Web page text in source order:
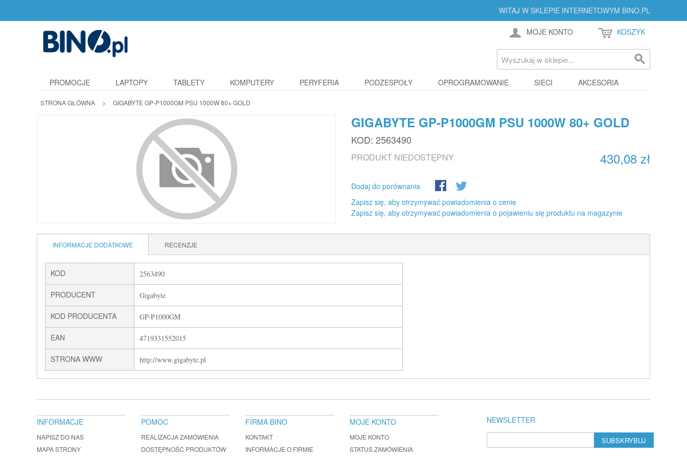
WITAJ W SKLEPIE INTERNETOWYM BINO.PL
MOJE KONTO KOSZYK
PROMOCJE LAPTOPY TABLETY KOMPUTERY PERYFERIA PODZESPOŁY OPROGRAMOWANIE SIECI AKCESORIA
STRONA GŁÓWNA > GIGABYTE GP-P1000GM PSU 1000W 80+ GOLD
GIGABYTE GP-P1000GM PSU 1000W 80+ GOLD
KOD: 2563490
430,08 zł
PRODUKT NIEDOSTĘPNY
Dodaj do porównania
Zapisz się, aby otrzymywać powiadomienia o cenie
Zapisz się, aby otrzymywać powiadomienia o pojawieniu się produktu na magazynie
INFORMACJE DODATKOWE RECENZJE
KOD 2563490
PRODUCENT Gigabyte
KOD PRODUCENTA GP-P1000GM
EAN 4719331552015
STRONA WWW http://www.gigabyte.pl
NEWSLETTER
SUBSKRYBUJ
INFORMACJE
NAPISZ DO NAS
MAPA STRONY
POMOC
REALIZACJA ZAMÓWIENIA
DOSTĘPNOŚĆ PRODUKTÓW
FIRMA BINO
KONTAKT
INFORMACJE O FIRMIE
MOJE KONTO
MOJE KONTO
STATUS ZAMÓWIENIA